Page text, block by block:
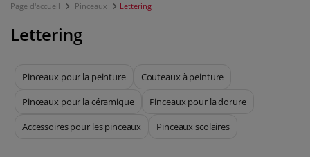
Page d'accueil Pinceaux Lettering
Lettering
Pinceaux pour la peinture
Couteaux à peinture
Pinceaux pour la céramique
Pinceaux pour la dorure
Accessoires pour les pinceaux
Pinceaux scolaires